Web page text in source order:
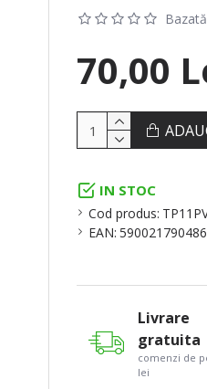
IN STOC
Cod produs:
EAN:
70,00
Livrare
gratuita
comenzi de
lei